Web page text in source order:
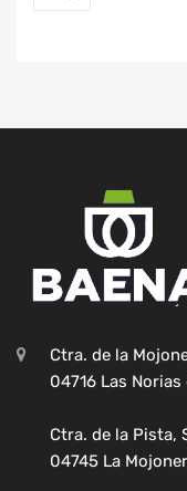
Ctra. de la
04716 Las
Ctra. de la Pista,
04745 La